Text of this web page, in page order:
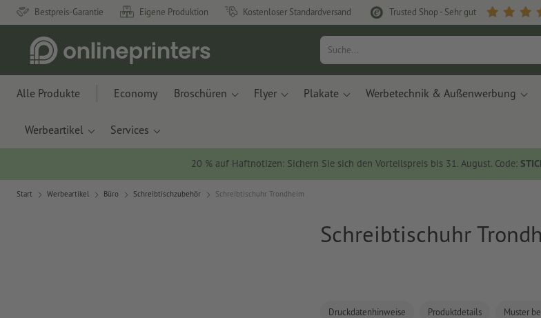
Bestpreis-Garantie Eigene Produktion Kostenloser Standardversand Trusted Shop - Sehr gut
Alle Produkte Economy Broschüren Flyer Plakate Werbetechnik & Außenwerbung
Werbeartikel Services
20 % auf Haftnotizen: Sichern Sie sich den Vorteilspreis bis 31. August. Code:
Start Werbeartikel Büro Schreibtischzubehör Schreibtischuhr Trondheim
Schreibtischuhr
Druckdatenhinweise Produktdetails Muster